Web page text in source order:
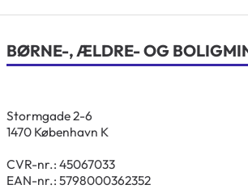
BØRNE-, ÆLDRE- OG
Stormgade 2-6
1470 København K
CVR-nr.: 45067033
EAN-nr.: 5798000362352